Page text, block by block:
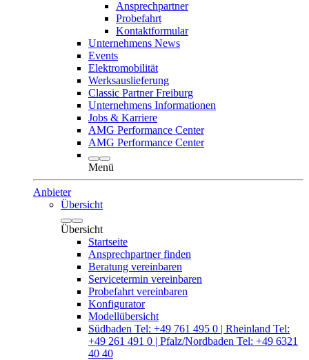
Ansprechpartner
Probefahrt
Kontaktformular
Unternehmens News
Events
Elektromobilität
Werksauslieferung
Classic Partner Freiburg
Unternehmens Informationen
Jobs & Karriere
AMG Performance Center
AMG Performance Center
Menü
Anbieter
Übersicht
Übersicht
Startseite
Ansprechpartner finden
Beratung vereinbaren
Servicetermin vereinbaren
Probefahrt vereinbaren
Konfigurator
Modellübersicht
Südbaden Tel: +49 761 495 0 | Rheinland Tel:
+49 261 491 0 | Pfalz/Nordbaden Tel: +49 6321
40 40